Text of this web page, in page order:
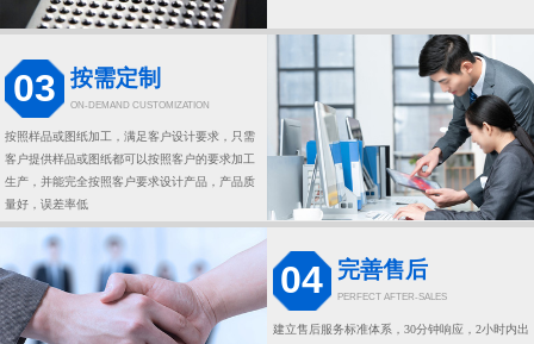
03 按需定制
ON-DEMAND CUSTOMIZATION
按照样品或图纸加工，满足客户设计要求，只需
客户提供样品或图纸都可以按照客户的要求加工
生产，并能完全按照客户要求设计产品，产品质
量好，误差率低
04 完善售后
PERFECT AFTER-SALES
建立售后服务标准体系，30分钟响应，2小时内出